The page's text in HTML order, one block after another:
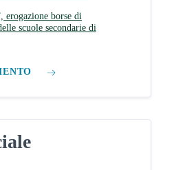
erogazione borse di
scuole secondarie di